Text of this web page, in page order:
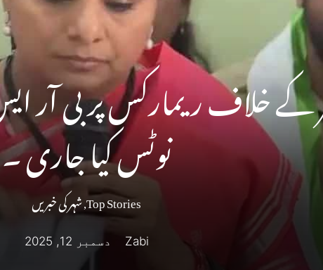
کے خلاف ریمارکس پر بی آر
نوٹس کیا جاری ۔
Top Stories
,شہر کی خبریں
Zabi دسمبر 12, 2025